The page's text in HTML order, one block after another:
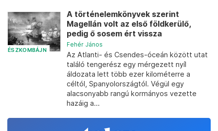
ÉSZKOMBÁJN
A történelemkönyvek szerint
Magellán volt az első földkerülő,
pedig ő sosem ért vissza
Fehér János
Az Atlanti- és Csendes-óceán között utat
találó tengerész egy mérgezett nyíl
áldozata lett több ezer kilométerre a
céltól, Spanyolországtól. Végül egy
alacsonyabb rangú kormányos vezette
hazáig a...